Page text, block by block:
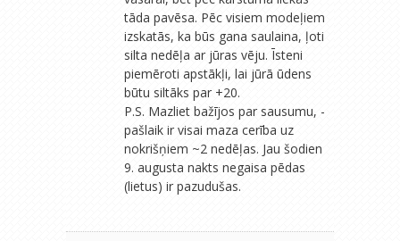
tāda pavēsa. Pēc visiem modeļiem
izskatās, ka būs gana saulaina, ļoti
silta nedēļa ar jūras vēju. Īsteni
piemēroti apstākļi, lai jūrā ūdens
būtu siltāks par +20.
P.S. Mazliet bažījos par sausumu, -
pašlaik ir visai maza cerība uz
nokrišņiem ~2 nedēļas. Jau šodien
9. augusta nakts negaisa pēdas
(lietus) ir pazudušas.